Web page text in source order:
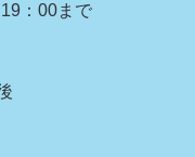
：00まで